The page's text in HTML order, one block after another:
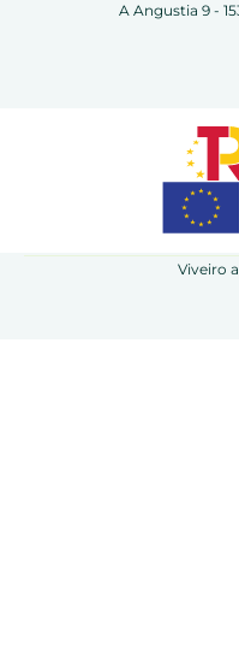
A Angustia 9 -
Viveiro